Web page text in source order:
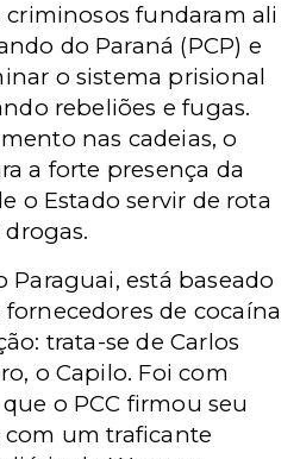
criminosos fundaram ali
do Paraná (PCP) e
o sistema prisional
rebeliões e fugas.
nas cadeias, o
a forte presença da
o Estado servir de rota
Paraguai, está baseado
de cocaína
trata-se de Carlos
o Capilo. Foi com
o PCC firmou seu
um traficante